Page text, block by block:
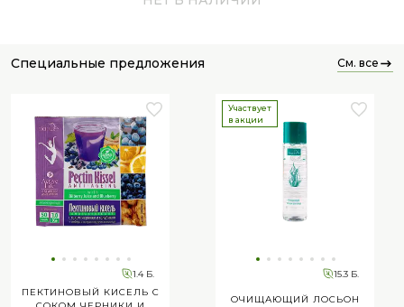
специальные предложения см. все
1.4 Б.
ПЕКТИНОВЫЙ КИСЕЛЬ С
Участвует
в акции
15.3 Б.
ОЧИЩАЮЩИЙ ЛОСЬОН